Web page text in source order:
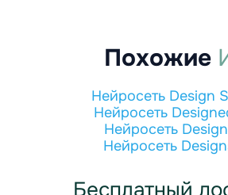
Похожие
Нейросеть Design
Нейросеть
Нейросеть
Нейросеть